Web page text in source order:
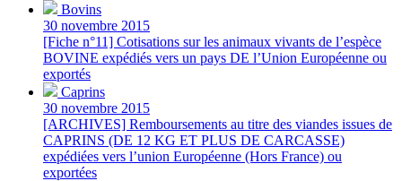
Bovins
30 novembre 2015
[Fiche n°11] Cotisations sur les animaux vivants de l’espèce
BOVINE expédiés vers un pays DE l’Union Européenne ou
exportés
Caprins
30 novembre 2015
[ARCHIVES] Remboursements au titre des viandes issues de
CAPRINS (DE 12 KG ET PLUS DE CARCASSE)
expédiées vers l’union Européenne (Hors France) ou
exportées